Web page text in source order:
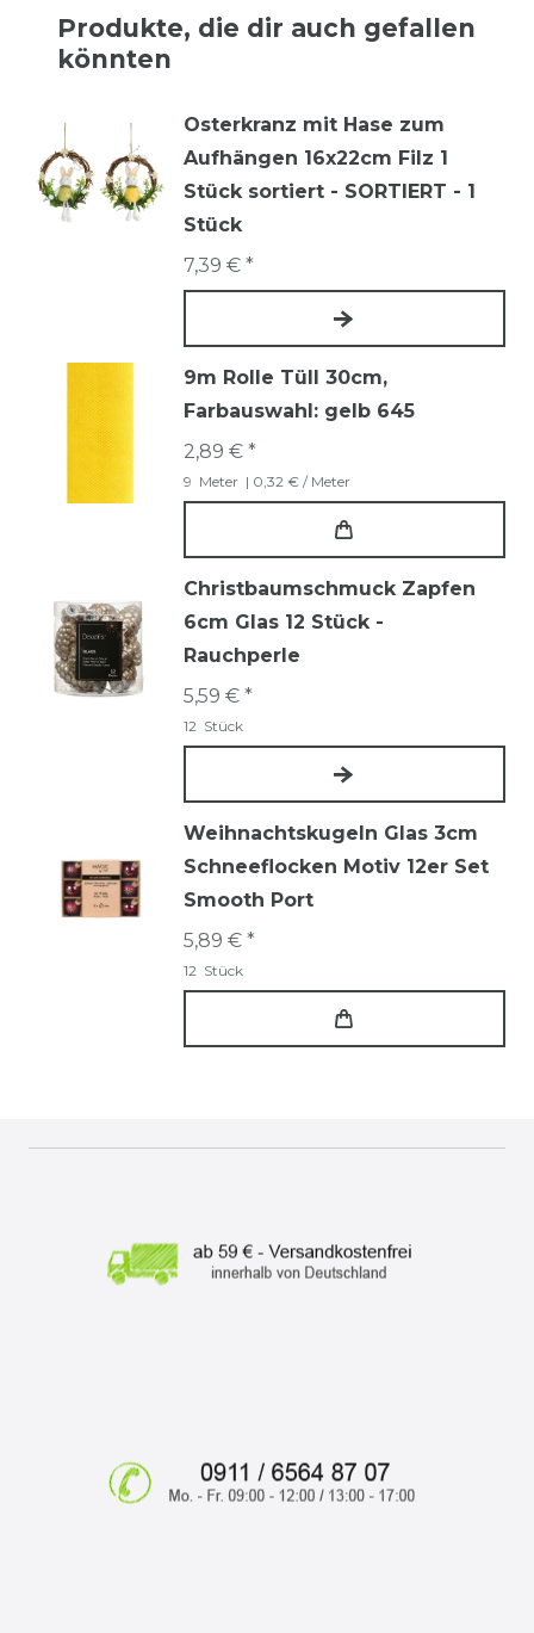
Produkte, die dir auch gefallen
könnten
Osterkranz mit Hase zum
Aufhängen 16x22cm Filz 1
Stück sortiert - SORTIERT - 1
Stück
7,39 € *
9m Rolle Tüll 30cm,
Farbauswahl: gelb 645
2,89 € *
9 Meter | 0,32 € / Meter
Christbaumschmuck Zapfen
6cm Glas 12 Stück -
Rauchperle
5,59 € *
12 Stück
Weihnachtskugeln Glas 3cm
Schneeflocken Motiv 12er Set
Smooth Port
5,89 € *
12 Stück